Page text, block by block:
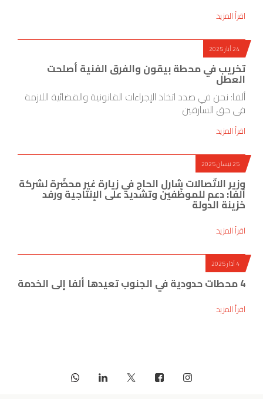
اقرأ المزيد
24 أيار 2025
تخريب في محطة بيقون والفرق الفنية أصلحت
العطل
ألفا: نحن في صدد اتخاذ الإجراءات القانونية والقضائية اللازمة
في حق السارقين
اقرأ المزيد
25 نيسان 2025
وزير الاتّصالات شارل الحاج في زيارة غير محضّرة لشركة
ألفا: دعم للموظّفين وتشديد على الإنتاجية ورفد
خزينة الدولة
اقرأ المزيد
4 آذار 2025
4 محطات حدودية في الجنوب تعيدها ألفا إلى الخدمة
اقرأ المزيد